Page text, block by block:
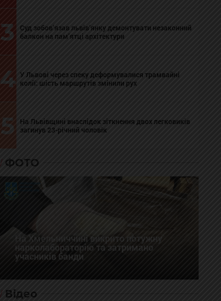
3
Суд зобов’язав львів’янку демонтувати незаконний
балкон на пам’ятці архітектури
4 У Львові через спеку деформувалися трамвайні
колії: шість маршрутів змінили рух
5
На Львівщині внаслідок зіткнення двох легковиків
загинув 23-річний чоловік
ФОТО
На Хмельниччині викрито потужну
нарколабораторію та затримано
учасників банди
Відео